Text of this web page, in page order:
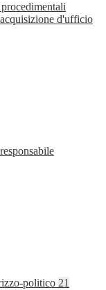
d'ufficio
politico 21